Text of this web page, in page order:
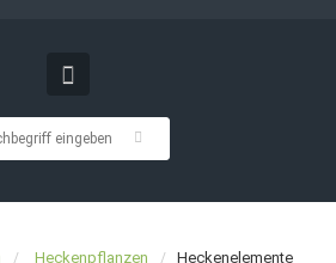
Heckenpflanzen
Heckenelemente